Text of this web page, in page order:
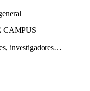
CAMPUS
investigadores…